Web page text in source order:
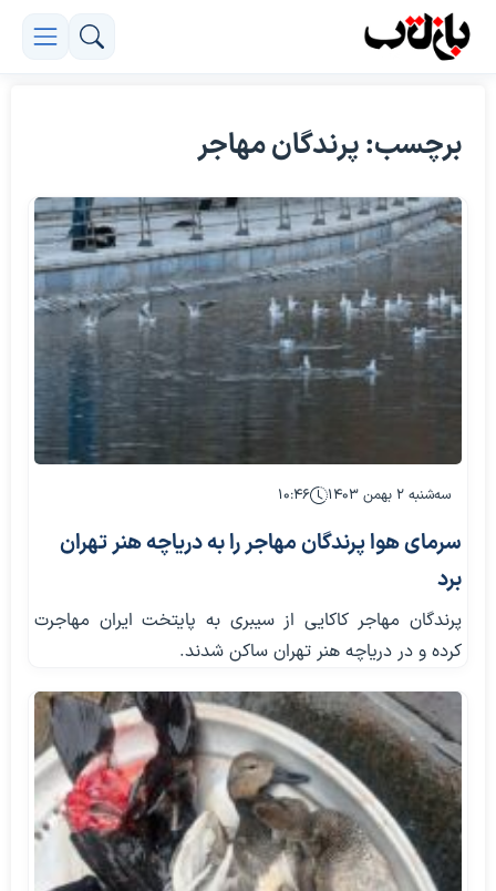
برچسب: پرندگان مهاجر
سه‌شنبه ۲ بهمن ۱۴۰۳ ۱۰:۴۶
سرمای هوا پرندگان مهاجر را به دریاچه هنر تهران
برد
پرندگان مهاجر کاکایی از سیبری به پایتخت ایران مهاجرت
کرده و در دریاچه هنر تهران ساکن شدند.